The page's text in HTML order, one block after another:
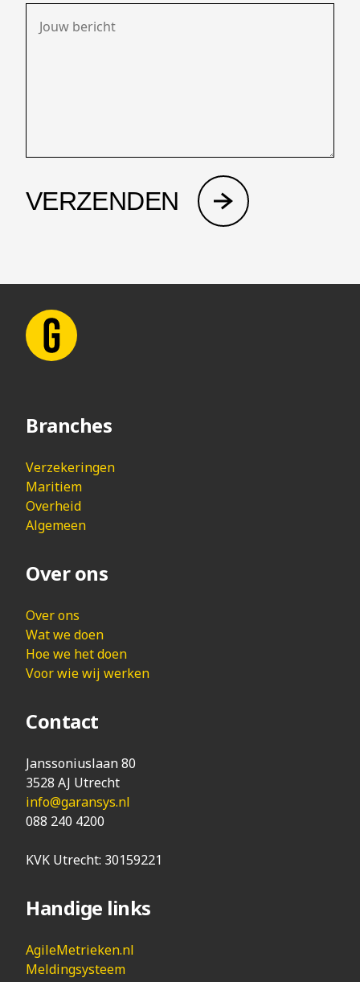
Branches
Verzekeringen
Maritiem
Overheid
Algemeen
Over ons
Over ons
Wat we doen
Hoe we het doen
Voor wie wij werken
Contact
Janssoniuslaan 80
3528 AJ Utrecht
info@garansys.nl
088 240 4200
KVK Utrecht: 30159221
Handige links
AgileMetrieken.nl
Meldingsysteem